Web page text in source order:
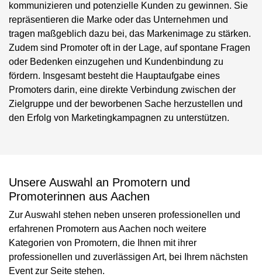
kommunizieren und potenzielle Kunden zu gewinnen. Sie
repräsentieren die Marke oder das Unternehmen und
tragen maßgeblich dazu bei, das Markenimage zu stärken.
Zudem sind Promoter oft in der Lage, auf spontane Fragen
oder Bedenken einzugehen und Kundenbindung zu
fördern. Insgesamt besteht die Hauptaufgabe eines
Promoters darin, eine direkte Verbindung zwischen der
Zielgruppe und der beworbenen Sache herzustellen und
den Erfolg von Marketingkampagnen zu unterstützen.
Unsere Auswahl an Promotern und
Promoterinnen aus Aachen
Zur Auswahl stehen neben unseren professionellen und
erfahrenen Promotern aus Aachen noch weitere
Kategorien von Promotern, die Ihnen mit ihrer
professionellen und zuverlässigen Art, bei Ihrem nächsten
Event zur Seite stehen.